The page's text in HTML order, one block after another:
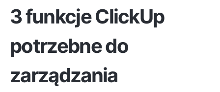
3 funkcje ClickUp
potrzebne do
zarządzania